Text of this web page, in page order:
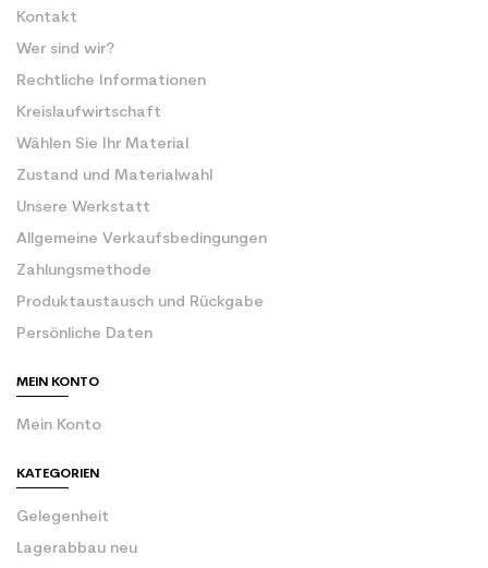
Kontakt
Wer sind wir?
Rechtliche Informationen
Kreislaufwirtschaft
Wählen Sie Ihr Material
Zustand und Materialwahl
Unsere Werkstatt
Allgemeine Verkaufsbedingungen
Zahlungsmethode
Produktaustausch und Rückgabe
Persönliche Daten
MEIN KONTO
Mein Konto
KATEGORIEN
Gelegenheit
Lagerabbau neu